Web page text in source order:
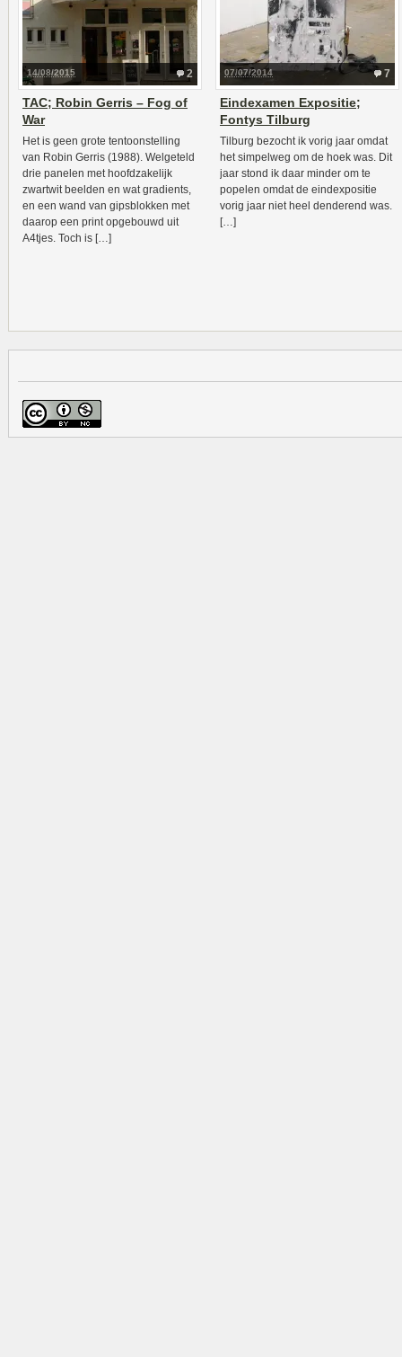
2
14/08/2015
TAC; Robin Gerris – Fog of
War
Het is geen grote tentoonstelling
van Robin Gerris (1988). Welgeteld
drie panelen met hoofdzakelijk
zwartwit beelden en wat gradients,
en een wand van gipsblokken met
daarop een print opgebouwd uit
A4tjes. Toch is […]
7
07/07/2014
Eindexamen Expositie;
Fontys Tilburg
Tilburg bezocht ik vorig jaar omdat
het simpelweg om de hoek was. Dit
jaar stond ik daar minder om te
popelen omdat de eindexpositie
vorig jaar niet heel denderend was.
[…]